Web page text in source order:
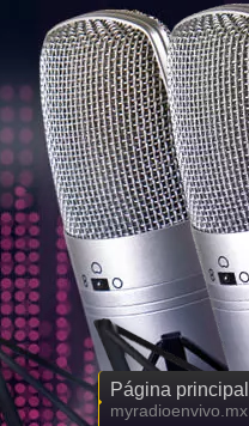
Página principal
myradioenvivo.mx